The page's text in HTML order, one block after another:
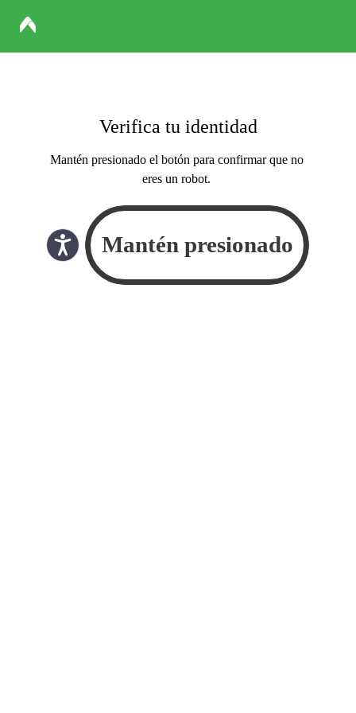
Verifica tu identidad
Mantén presionado el botón para confirmar que no
eres un robot.